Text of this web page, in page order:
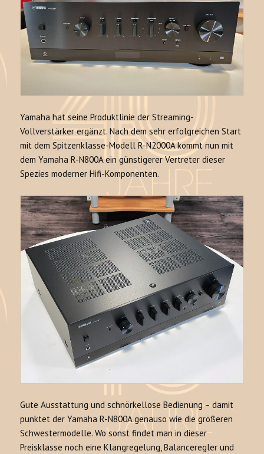
Yamaha hat seine Produktlinie der Streaming-
Vollverstärker ergänzt. Nach dem sehr erfolgreichen Start
mit dem Spitzenklasse-Modell R-N2000A kommt nun mit
dem Yamaha R-N800A ein günstigerer Vertreter dieser
Spezies moderner Hifi-Komponenten.
Gute Ausstattung und schnörkellose Bedienung – damit
punktet der Yamaha R-N800A genauso wie die größeren
Schwestermodelle. Wo sonst findet man in dieser
Preisklasse noch eine Klangregelung, Balanceregler und